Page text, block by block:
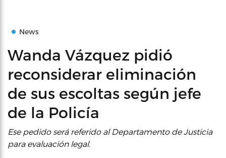
News
Wanda Vázquez pidió
reconsiderar eliminación
de sus escoltas según jefe
de la Policía
Ese pedido será referido al Departamento de Justicia
para evaluación legal.